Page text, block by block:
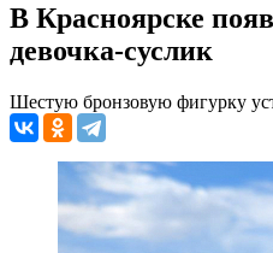
В Красноярске
девочка-суслик
Шестую бронзовую фигурку